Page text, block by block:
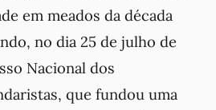
em meados da década
no dia 25 de julho de
Nacional dos
que fundou uma